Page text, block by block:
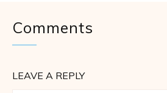
Comments
LEAVE A REPLY